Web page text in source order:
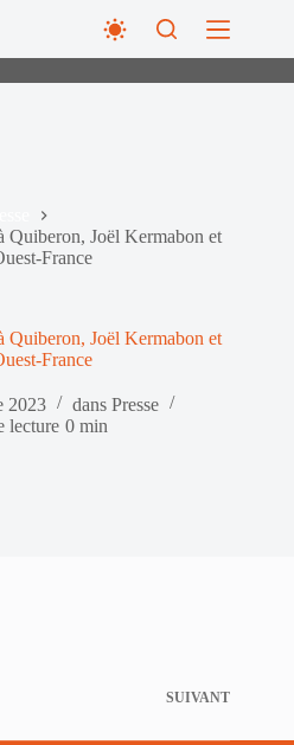
Quiberon, Joël Kermabon et
France
Quiberon, Joël Kermabon et
France
2023 dans Presse
lecture 0 min
SUIVANT